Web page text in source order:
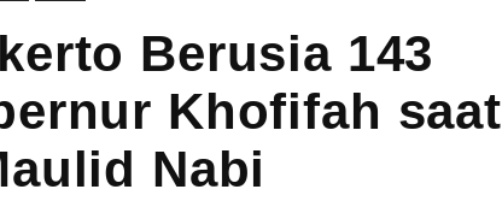
Berusia 143
Khofifah saat
Nabi